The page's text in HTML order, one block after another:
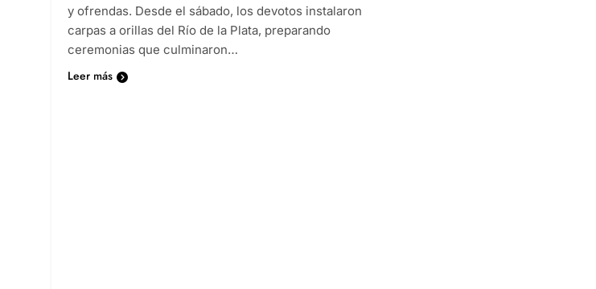
y ofrendas. Desde el sábado, los devotos instalaron
carpas a orillas del Río de la Plata, preparando
ceremonias que culminaron…
Leer más